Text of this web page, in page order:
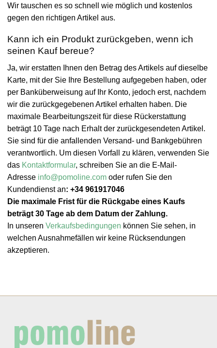
Wir tauschen es so schnell wie möglich und kostenlos
gegen den richtigen Artikel aus.
Kann ich ein Produkt zurückgeben, wenn ich
seinen Kauf bereue?
Ja, wir erstatten Ihnen den Betrag des Artikels auf dieselbe
Karte, mit der Sie Ihre Bestellung aufgegeben haben, oder
per Banküberweisung auf Ihr Konto, jedoch erst, nachdem
wir die zurückgegebenen Artikel erhalten haben. Die
maximale Bearbeitungszeit für diese Rückerstattung
beträgt 10 Tage nach Erhalt der zurückgesendeten Artikel.
Sie sind für die anfallenden Versand- und Bankgebühren
verantwortlich. Um diesen Vorfall zu klären, verwenden Sie
das Kontaktformular, schreiben Sie an die E-Mail-
Adresse info@pomoline.com oder rufen Sie den
Kundendienst an: +34 961917046
Die maximale Frist für die Rückgabe eines Kaufs
beträgt 30 Tage ab dem Datum der Zahlung.
In unseren Verkaufsbedingungen können Sie sehen, in
welchen Ausnahmefällen wir keine Rücksendungen
akzeptieren.